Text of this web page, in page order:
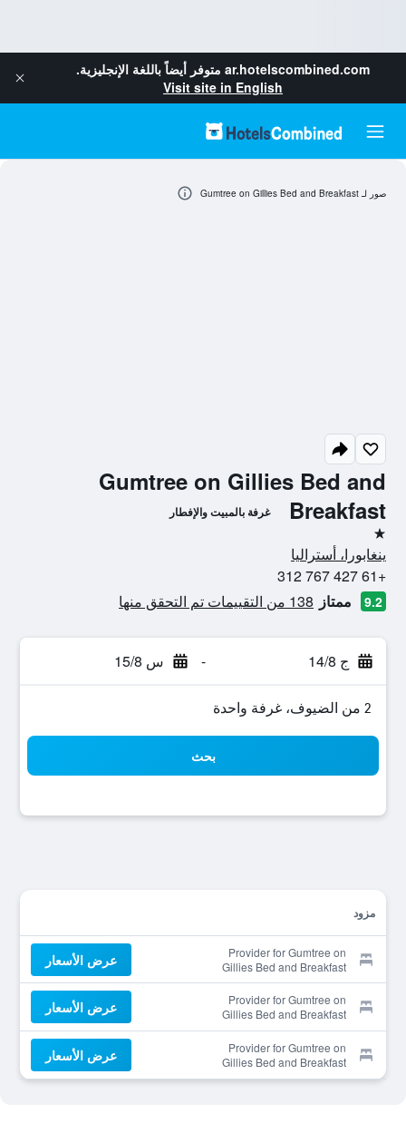
ar.hotelscombined.com متوفر أيضاً باللغة الإنجليزية.
Visit site in English
Gumtree on Gillies Bed and
Breakfast
غرفة بالمبيت والإفطار
نجمة واحدة
ينغابورا، أستراليا
+61 427 767 312
9.2 ممتاز 138 من التقييمات تم التحقق منها
ج 14/8 - س 15/8
2 من الضيوف، غرفة واحدة
بحث
مزود
Provider for Gumtree on
Gillies Bed and Breakfast
عرض الأسعار
Provider for Gumtree on
Gillies Bed and Breakfast
عرض الأسعار
Provider for Gumtree on
Gillies Bed and Breakfast
عرض الأسعار
صور لـ Gumtree on Gillies Bed and Breakfast